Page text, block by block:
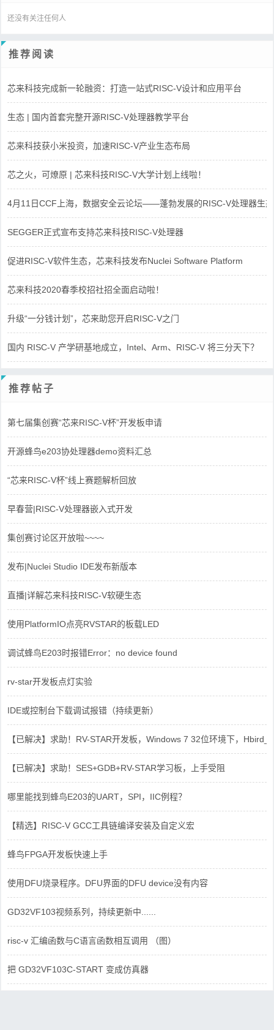
还没有关注任何人
推荐阅读
芯来科技完成新一轮融资：打造一站式RISC-V设计和应用平台
生态 | 国内首套完整开源RISC-V处理器教学平台
芯来科技获小米投资，加速RISC-V产业生态布局
芯之火，可燎原 | 芯来科技RISC-V大学计划上线啦！
4月11日CCF上海，数据安全云论坛——蓬勃发展的RISC-V处理器生态
SEGGER正式宣布支持芯来科技RISC-V处理器
促进RISC-V软件生态，芯来科技发布Nuclei Software Platform
芯来科技2020春季校招社招全面启动啦！
升级“一分钱计划”，芯来助您开启RISC-V之门
国内 RISC-V 产学研基地成立，Intel、Arm、RISC-V 将三分天下？
推荐帖子
第七届集创赛“芯来RISC-V杯”开发板申请
开源蜂鸟e203协处理器demo资料汇总
“芯来RISC-V杯”线上赛题解析回放
早春营|RISC-V处理器嵌入式开发
集创赛讨论区开放啦~~~~
发布|Nuclei Studio IDE发布新版本
直播|详解芯来科技RISC-V软硬生态
使用PlatformIO点亮RVSTAR的板载LED
调试蜂鸟E203时报错Error：no device found
rv-star开发板点灯实验
IDE或控制台下载调试报错（持续更新）
【已解决】求助！RV-STAR开发板，Windows 7 32位环境下，
【已解决】求助！SES+GDB+RV-STAR学习板，上手受阻
哪里能找到蜂鸟E203的UART，SPI，IIC例程？
【精选】RISC-V GCC工具链编译安装及自定义宏
蜂鸟FPGA开发板快速上手
使用DFU烧录程序。DFU界面的DFU device没有内容
GD32VF103视频系列，持续更新中......
risc-v 汇编函数与C语言函数相互调用 （图）
把 GD32VF103C-START 变成仿真器